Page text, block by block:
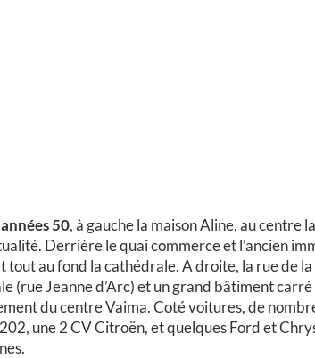
50, à gauche la maison Aline, au centre
Derrière le quai commerce et l’ancien
tout au fond la cathédrale. A droite, la rue de la
(rue Jeanne d’Arc) et un grand bâtiment carré
du centre Vaima. Coté voitures, de
une 2 CV Citroën, et quelques Ford et